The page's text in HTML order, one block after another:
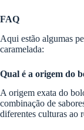
FAQ
Aqui estão algumas
caramelada:
Qual é a origem do
A origem exata do
combinação de
diferentes culturas ao